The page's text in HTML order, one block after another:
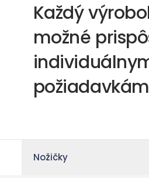
Každý
možné
Nožičky